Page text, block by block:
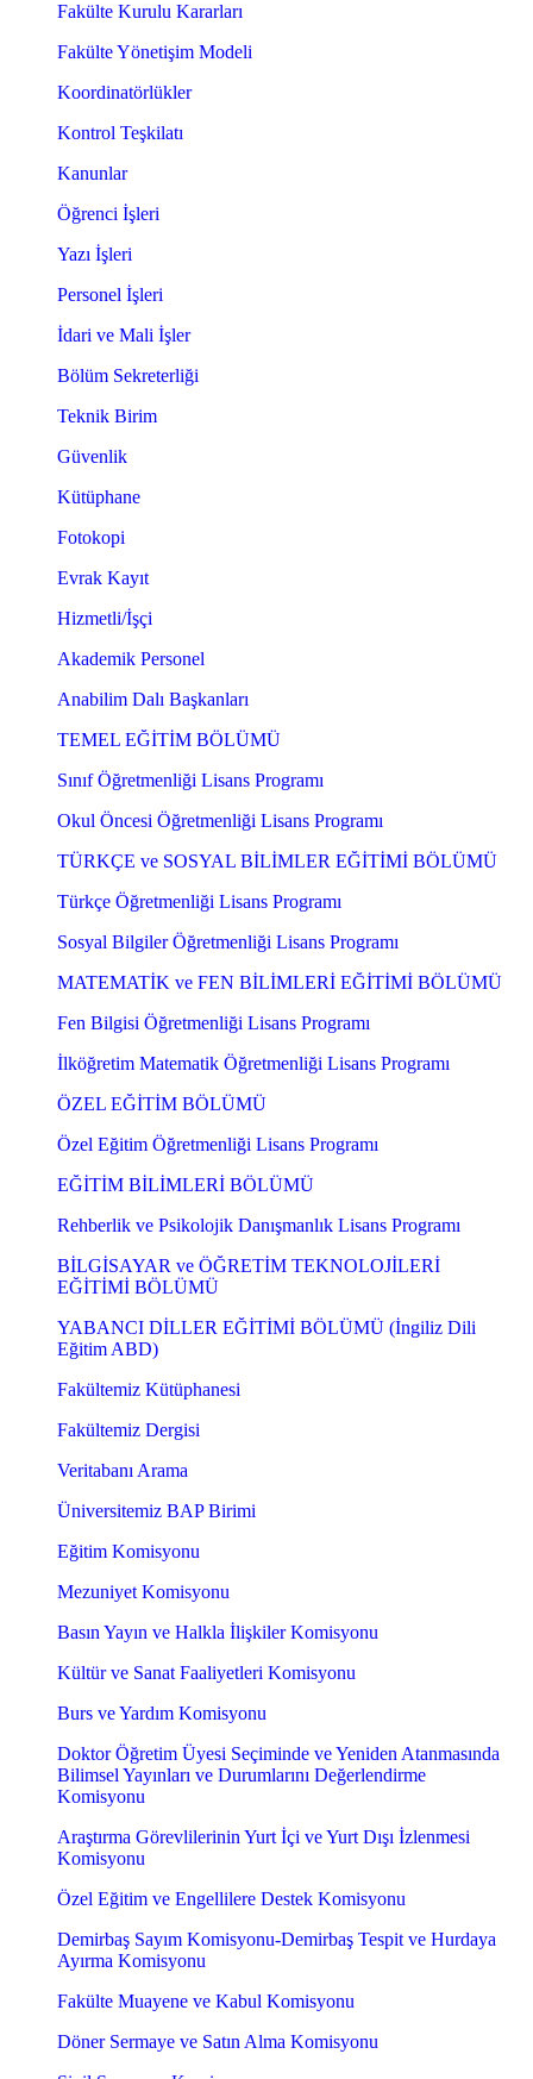
Fakülte Kurulu Kararları
Fakülte Yönetişim Modeli
Koordinatörlükler
Kontrol Teşkilatı
Kanunlar
Öğrenci İşleri
Yazı İşleri
Personel İşleri
İdari ve Mali İşler
Bölüm Sekreterliği
Teknik Birim
Güvenlik
Kütüphane
Fotokopi
Evrak Kayıt
Hizmetli/İşçi
Akademik Personel
Anabilim Dalı Başkanları
TEMEL EĞİTİM BÖLÜMÜ
Sınıf Öğretmenliği Lisans Programı
Okul Öncesi Öğretmenliği Lisans Programı
TÜRKÇE ve SOSYAL BİLİMLER EĞİTİMİ BÖLÜMÜ
Türkçe Öğretmenliği Lisans Programı
Sosyal Bilgiler Öğretmenliği Lisans Programı
MATEMATİK ve FEN BİLİMLERİ EĞİTİMİ BÖLÜMÜ
Fen Bilgisi Öğretmenliği Lisans Programı
İlköğretim Matematik Öğretmenliği Lisans Programı
ÖZEL EĞİTİM BÖLÜMÜ
Özel Eğitim Öğretmenliği Lisans Programı
EĞİTİM BİLİMLERİ BÖLÜMÜ
Rehberlik ve Psikolojik Danışmanlık Lisans Programı
BİLGİSAYAR ve ÖĞRETİM TEKNOLOJİLERİ
EĞİTİMİ BÖLÜMÜ
YABANCI DİLLER EĞİTİMİ BÖLÜMÜ (İngiliz Dili
Eğitim ABD)
Fakültemiz Kütüphanesi
Fakültemiz Dergisi
Veritabanı Arama
Üniversitemiz BAP Birimi
Eğitim Komisyonu
Mezuniyet Komisyonu
Basın Yayın ve Halkla İlişkiler Komisyonu
Kültür ve Sanat Faaliyetleri Komisyonu
Burs ve Yardım Komisyonu
Doktor Öğretim Üyesi Seçiminde ve Yeniden Atanmasında
Bilimsel Yayınları ve Durumlarını Değerlendirme
Komisyonu
Araştırma Görevlilerinin Yurt İçi ve Yurt Dışı İzlenmesi
Komisyonu
Özel Eğitim ve Engellilere Destek Komisyonu
Demirbaş Sayım Komisyonu-Demirbaş Tespit ve Hurdaya
Ayırma Komisyonu
Fakülte Muayene ve Kabul Komisyonu
Döner Sermaye ve Satın Alma Komisyonu